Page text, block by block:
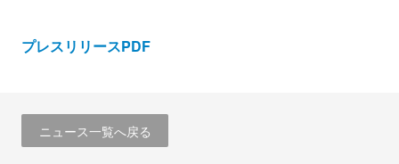
プレスリリースPDF
ニュース一覧へ戻る